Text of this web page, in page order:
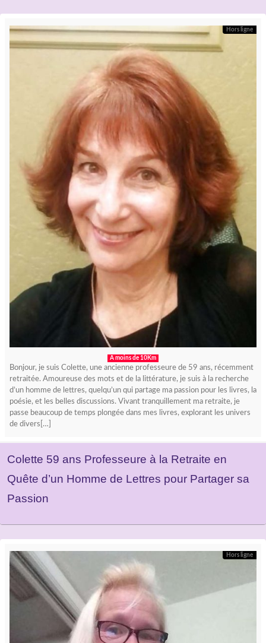
Hors ligne
A moins de 10Km
Bonjour, je suis Colette, une ancienne professeure de 59 ans, récemment
retraitée. Amoureuse des mots et de la littérature, je suis à la recherche
d’un homme de lettres, quelqu’un qui partage ma passion pour les livres, la
poésie, et les belles discussions. Vivant tranquillement ma retraite, je
passe beaucoup de temps plongée dans mes livres, explorant les univers
de divers[…]
Colette 59 ans Professeure à la Retraite en
Quête d’un Homme de Lettres pour Partager sa
Passion
Hors ligne